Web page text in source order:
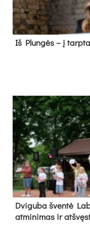
Iš Plungės – į
Dvi­gu­ba šven­tė
at­mi­ni­mas ir